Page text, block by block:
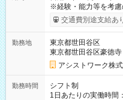
※経験・能力等を考慮の
間】試用期間なし
交通費別途支給あ
勤務地
東京都世田谷区
東京都世田谷区豪徳寺
アシストワーク株
勤務時間
シフト制
1日あたりの実働時間